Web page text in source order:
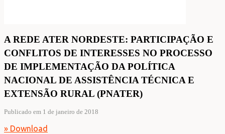
A REDE ATER NORDESTE: PARTICIPAÇÃO E
CONFLITOS DE INTERESSES NO PROCESSO
DE IMPLEMENTAÇÃO DA POLÍTICA
NACIONAL DE ASSISTÊNCIA TÉCNICA E
EXTENSÃO RURAL (PNATER)
Publicado em 1 de janeiro de 2018
» Download